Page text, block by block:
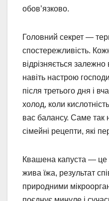
обов’язково.
Головний секрет —
спостережливість.
відрізняється залежно
навіть настрою
після третього дня і
холод, коли
вас балансу. Саме так
сімейні рецепти, які
Квашена капуста — це
жива їжа, результат
природними